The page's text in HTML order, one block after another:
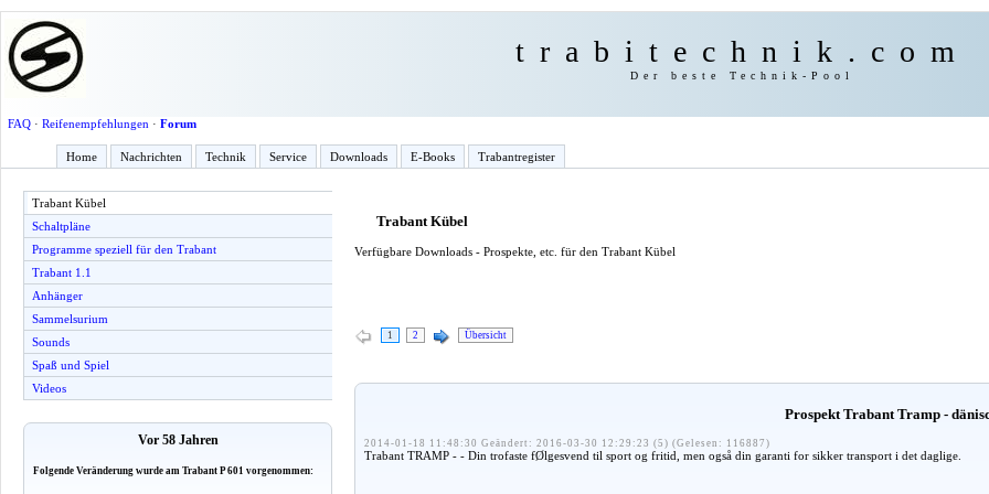
trabitechnik.com
Der beste Technik-Pool
FAQ· Reifenempfehlungen · Forum
Home Nachrichten Technik Service Downloads E-Books Trabantregister
Trabant Kübel
Schaltpläne
Programme speziell für den Trabant
Trabant 1.1
Anhänger
Sammelsurium
Sounds
Spaß und Spiel
Videos
Vor 58 Jahren
Folgende Veränderung wurde am Trabant P 601 vorgenommen:
Trabant Kübel
Verfügbare Downloads - Prospekte, etc. für den Trabant Kübel
1 2 Übersicht
Prospekt Trabant Tramp -
2014-01-18 11:48:30 Geändert: 2016-03-30 12:29:23 (5) (Gelesen: 116887)
Trabant TRAMP - - Din trofaste fØlgesvend til sport og fritid, men også din garanti for sikker transport i det daglige.